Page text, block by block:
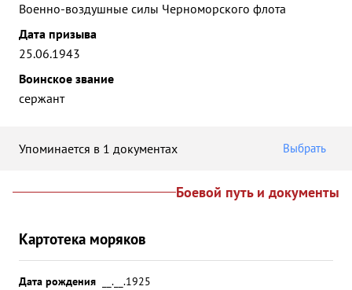
Военно-воздушные силы Черноморского флота
Дата призыва
25.06.1943
Воинское звание
сержант
Упоминается в 1 документах Выбрать
Боевой путь и документы
Картотека моряков
Дата рождения
__.__.1925